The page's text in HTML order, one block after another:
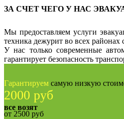
ЗА СЧЕТ ЧЕГО У НАС
Мы предоставляем услуги
техника дежурит во всех
У нас только современные
гарантирует безопасность
Гарантируем самую низкую
2000 руб
все возят
от 2500 руб